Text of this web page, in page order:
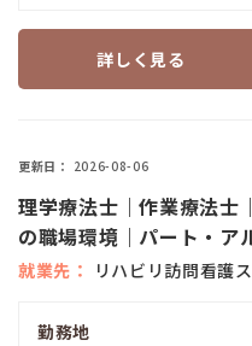
詳しく見る
更新日 2026-08-06
理学療法士｜作業療法士
の職場環境｜パート・ア
就業先 リハビリ訪問看護
勤務地